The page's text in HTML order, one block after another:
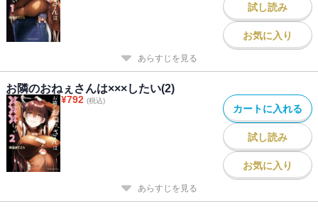
試し読み
お気に入り
あらすじを見る
お隣のおねぇさんは×××したい(2)
¥792 (税込)
カートに入れる
試し読み
お気に入り
あらすじを見る